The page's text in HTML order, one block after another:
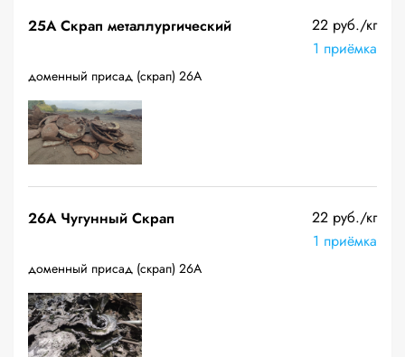
25A Скрап металлургический
22 руб./кг
1 приёмка
доменный присад (скрап) 26А
26A Чугунный Скрап
22 руб./кг
1 приёмка
доменный присад (скрап) 26А